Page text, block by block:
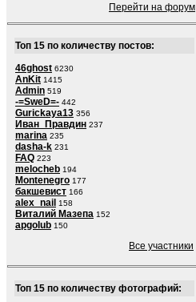
Перейти на форум
Топ 15 по количеству постов:
46ghost 6230
AnKit 1415
Admin 519
-=SweD=- 442
Gurickaya13 356
Иван_Правдин 237
marina 235
dasha-k 231
FAQ 223
melocheb 194
Montenegro 177
бакшевист 166
alex_nail 158
Виталий Мазепа 152
apgolub 150
Все участники
Топ 15 по количеству фотографий: